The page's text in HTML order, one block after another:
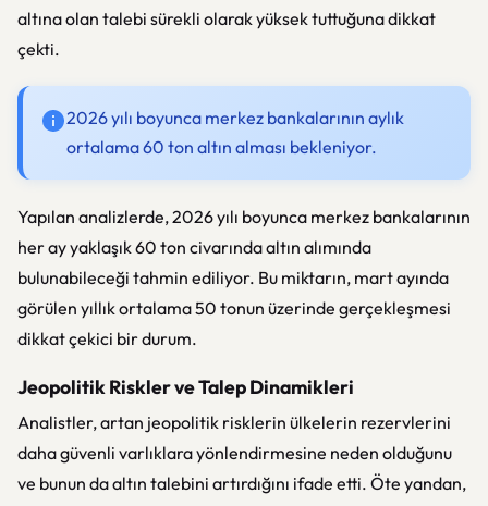
altına olan talebi sürekli olarak yüksek tuttuğuna dikkat
çekti.
2026 yılı boyunca merkez bankalarının aylık
ortalama 60 ton altın alması bekleniyor.
Yapılan analizlerde, 2026 yılı boyunca merkez bankalarının
her ay yaklaşık 60 ton civarında altın alımında
bulunabileceği tahmin ediliyor. Bu miktarın, mart ayında
görülen yıllık ortalama 50 tonun üzerinde gerçekleşmesi
dikkat çekici bir durum.
Jeopolitik Riskler ve Talep Dinamikleri
Analistler, artan jeopolitik risklerin ülkelerin rezervlerini
daha güvenli varlıklara yönlendirmesine neden olduğunu
ve bunun da altın talebini artırdığını ifade etti. Öte yandan,